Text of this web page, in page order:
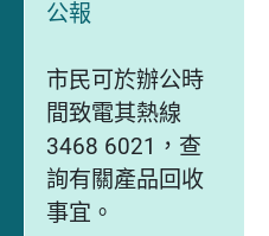
公報
市民可於辦公時
間致電其熱線
3468 6021，查
詢有關產品回收
事宜。